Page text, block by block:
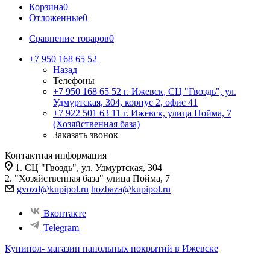
Корзина0
Отложенные0
Сравнение товаров0
+7 950 168 65 52
Назад
Телефоны
+7 950 168 65 52 г. Ижевск, СЦ "Гвоздь", ул.
Удмуртская, 304, корпус 2, офис 41
+7 922 501 63 11 г. Ижевск, улица Пойма, 7
(Хозяйственная база)
Заказать звонок
Контактная информация
1. СЦ "Гвоздь", ул. Удмуртская, 304
2. "Хозяйственная база" улица Пойма, 7
gvozd@kupipol.ru hozbaza@kupipol.ru
Вконтакте
Telegram
Купипол- магазин напольных покрытий в Ижевске